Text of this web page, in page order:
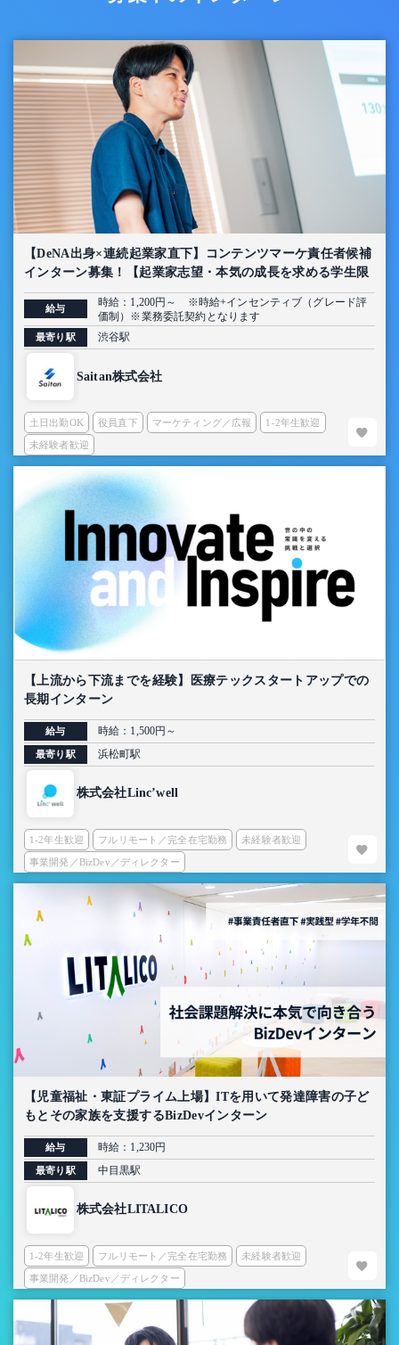
【DeNA出身×連続起業家直下】コンテンツマーケ責任者候補
インターン募集！【起業家志望・本気の成長を求める学生限
定】
給与
時給：1,200円～ ※時給+インセンティブ（グレード評
価制）※業務委託契約となります
最寄り駅 渋谷駅
Saitan株式会社
土日出勤OK 役員直下 マーケティング／広報 1-2年生歓迎
未経験者歓迎
【上流から下流までを経験】医療テックスタートアップでの
長期インターン
給与 時給：1,500円～
最寄り駅 浜松町駅
株式会社Linc’well
1-2年生歓迎 フルリモート／完全在宅勤務 未経験者歓迎
事業開発／BizDev／ディレクター
【児童福祉・東証プライム上場】ITを用いて発達障害の子ど
もとその家族を支援するBizDevインターン
給与 時給：1,230円
最寄り駅 中目黒駅
株式会社LITALICO
1-2年生歓迎 フルリモート／完全在宅勤務 未経験者歓迎
事業開発／BizDev／ディレクター